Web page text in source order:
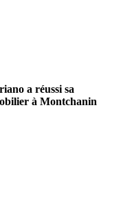
a réussi sa
à Montchanin